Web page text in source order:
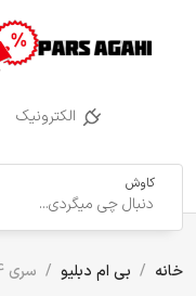
الکترونیک
کاوش
خانه بی ام دبلیو سری 4